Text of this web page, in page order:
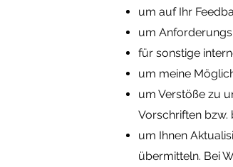
um auf Ihr
um
für sonstige
um meine
um Verstöße zu
Vorschriften
um Ihnen
übermitteln. Bei